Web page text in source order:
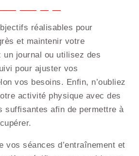
réalisables pour
et maintenir votre
un journal ou utilisez des
pour ajuster vos
vos besoins. Enfin, n’oubliez
activité physique avec des
suffisantes afin de permettre à
vos séances d’entraînement et